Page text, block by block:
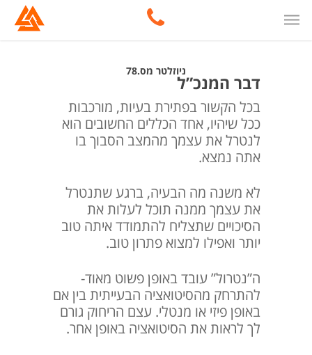
ניוזלטר מס.78
דבר המנכ”ל
בכל הקשור בפתירת בעיות, מורכבות
ככל שיהיו, אחד הכללים החשובים הוא
לנטרל את עצמך מהמצב הסבוך בו
אתה נמצא.
לא משנה מה הבעיה, ברגע שתנטרל
את עצמך ממנה תוכל לעלות את
הסיכויים שתצליח להתמודד איתה טוב
יותר ואפילו למצוא פתרון טוב.
ה”נטרול” עובד באופן פשוט מאוד-
להתרחק מהסיטואציה הבעייתית בין אם
באופן פיזי או מנטלי. עצם הריחוק גורם
לך לראות את הסיטואציה באופן אחר.